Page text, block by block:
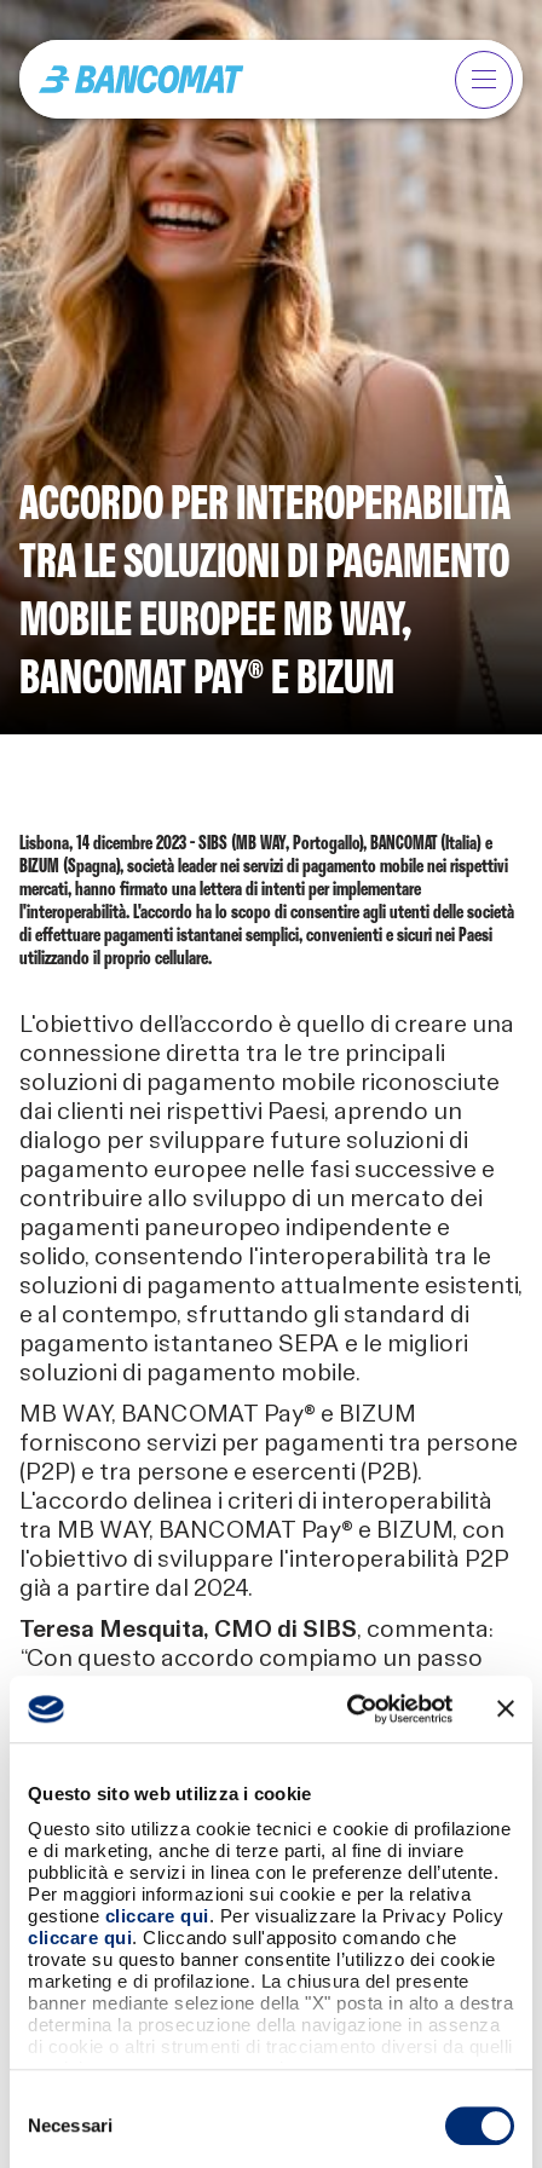
Questo sito web utilizza i cookie
Questo sito utilizza cookie tecnici e cookie di profilazione
e di marketing, anche di terze parti, al fine di inviare
pubblicità e servizi in linea con le preferenze dell’utente.
Per maggiori informazioni sui cookie e per la relativa
gestione cliccare qui. Per visualizzare la Privacy Policy
cliccare qui. Cliccando sull'apposito comando che
trovate su questo banner consentite l’utilizzo dei cookie
marketing e di profilazione. La chiusura del presente
banner mediante selezione della "X" posta in alto a destra
determina la prosecuzione della navigazione in assenza
di cookie o altri strumenti di tracciamento diversi da quelli
delNecessari
ACCORDO PER INTEROPERABILITÀ
TRA LE SOLUZIONI DI PAGAMENTO
MOBILE EUROPEE MB WAY,
BANCOMAT PAY® E BIZUM
Lisbona, 14 dicembre 2023 - SIBS (MB WAY, Portogallo), BANCOMAT (Italia) e
BIZUM (Spagna), società leader nei servizi di pagamento mobile nei rispettivi
mercati, hanno firmato una lettera di intenti per implementare
l'interoperabilità. L'accordo ha lo scopo di consentire agli utenti delle società
di effettuare pagamenti istantanei semplici, convenienti e sicuri nei Paesi
utilizzando il proprio cellulare.
L'obiettivo dell’accordo è quello di creare una
connessione diretta tra le tre principali
soluzioni di pagamento mobile riconosciute
dai clienti nei rispettivi Paesi, aprendo un
dialogo per sviluppare future soluzioni di
pagamento europee nelle fasi successive e
contribuire allo sviluppo di un mercato dei
pagamenti paneuropeo indipendente e
solido, consentendo l'interoperabilità tra le
soluzioni di pagamento attualmente esistenti,
e al contempo, sfruttando gli standard di
pagamento istantaneo SEPA e le migliori
soluzioni di pagamento mobile.
MB WAY, BANCOMAT Pay® e BIZUM
forniscono servizi per pagamenti tra persone
(P2P) e tra persone e esercenti (P2B).
L'accordo delinea i criteri di interoperabilità
tra MB WAY, BANCOMAT Pay® e BIZUM, con
l'obiettivo di sviluppare l'interoperabilità P2P
già a partire dal 2024.
Teresa Mesquita, CMO di SIBS, commenta:
“Con questo accordo compiamo un passo
importante verso l'interoperabilità tra MB
WAY e le principali soluzioni di pagamento
mobile europee. Questo permetterà ai nostri
denaro istantaneamente da/verso un
numero di cellulare spagnolo o italiano, nel
modo più comodo e sicuro. Crediamo che
l'interoperabilità tra le soluzioni di
pagamento mobile europee sblocchi il
potenziale dei pagamenti istantanei SEPA e
crei le basi per pagamenti paneuropei
veramente efficienti e innovativi”.
PerOscar Occhipinti, CMO di BANCOMAT
annunciare con orgoglio che BANCOMAT
Pay® compie un ulteriore passo avanti verso